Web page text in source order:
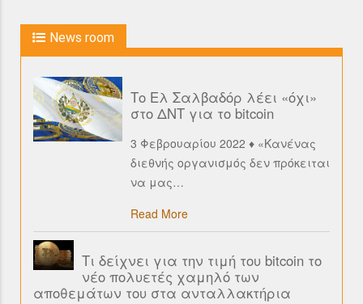
News room
Το Ελ Σαλβαδόρ λέει «όχι»
στο ΔΝΤ για το bitcoin
3 Φεβρουαρίου 2022 ♦ «Κανένας
διεθνής οργανισμός δεν πρόκειται
να μας…
Read More
Τι δείχνει για την τιμή του bitcoin το
νέο πολυετές χαμηλό των
αποθεμάτων του στα ανταλλακτήρια